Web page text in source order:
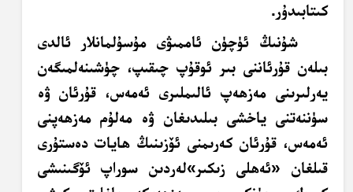
كىتابىدۇر.
شۇنىڭ ئۈچۈن ئاممىۋى مۇسۇلمانلار ئالدى
بىلەن قۇرئاننى بىر ئوقۇپ چىقىپ، چۈشىنەلمىگەن
يەرلىرىنى مەزھەپ ئالىملىرى ئەمەس، قۇرئان ۋە
سۈننەتنى ياخشى بىلىدىغان ۋە مەلۇم مەزھەپنى
ئەمەس، قۇرئان كەرىمنى ئۆزىنىڭ ھايات دەستۇرى
قىلغان «ئەھلى زىكىر»لەردىن سوراپ ئۆگىنىشى